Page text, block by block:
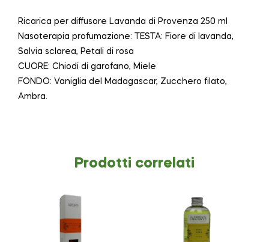
Ricarica per diffusore Lavanda di Provenza 250 ml
Nasoterapia profumazione: TESTA: Fiore di lavanda,
Salvia sclarea, Petali di rosa
CUORE: Chiodi di garofano, Miele
FONDO: Vaniglia del Madagascar, Zucchero filato,
Ambra.
Prodotti correlati